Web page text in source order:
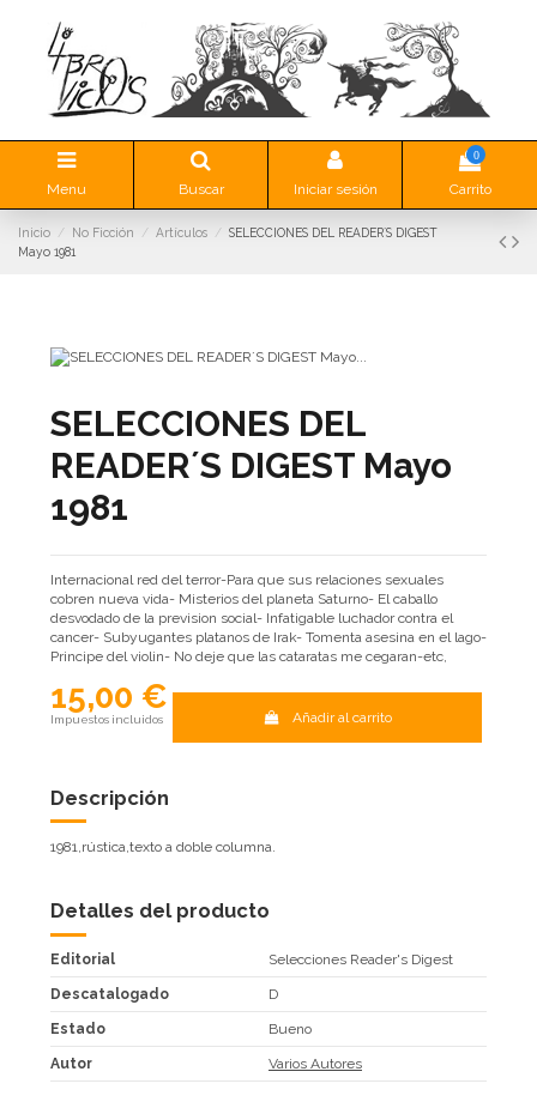
Menu Buscar Iniciar sesión
0
Carrito
Inicio No Ficción Artículos
SELECCIONES DEL READER´S DIGEST
Mayo 1981
SELECCIONES DEL
READER´S DIGEST Mayo
1981
Internacional red del terror-Para que sus relaciones sexuales
cobren nueva vida- Misterios del planeta Saturno- El caballo
desvodado de la prevision social- Infatigable luchador contra el
cancer- Subyugantes platanos de Irak- Tomenta asesina en el lago-
Principe del violin- No deje que las cataratas me cegaran-etc,
15,00 €
Impuestos incluidos Añadir al carrito
Descripción
1981,rústica,texto a doble columna.
Detalles del producto
Editorial Selecciones Reader's Digest
Descatalogado D
Estado Bueno
Autor Varios Autores